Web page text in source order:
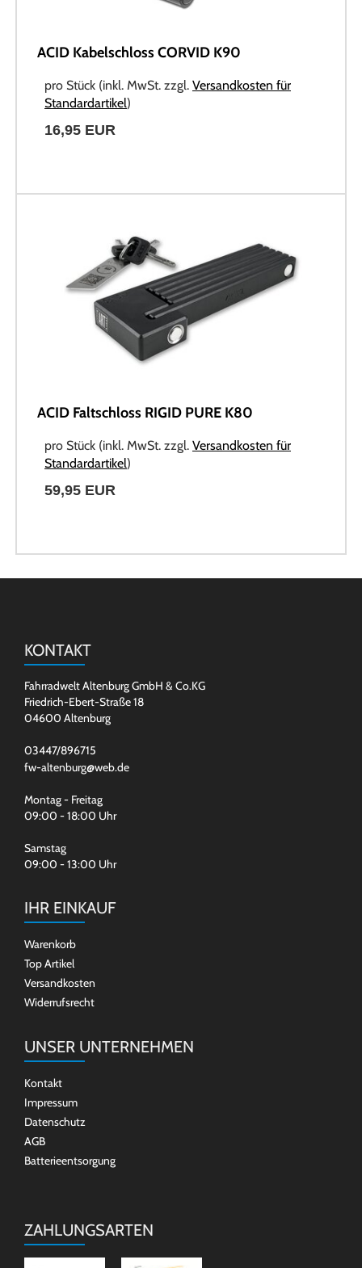
ACID Kabelschloss CORVID K90
pro Stück (inkl. MwSt. zzgl. Versandkosten für
Standardartikel)
16,95 EUR
ACID Faltschloss RIGID PURE K80
pro Stück (inkl. MwSt. zzgl. Versandkosten für
Standardartikel)
59,95 EUR
KONTAKT
Fahrradwelt Altenburg GmbH & Co.KG
Friedrich-Ebert-Straße 18
04600 Altenburg
03447/896715
fw-altenburg@web.de
Montag - Freitag
09:00 - 18:00 Uhr
Samstag
09:00 - 13:00 Uhr
IHR EINKAUF
Warenkorb
Top Artikel
Versandkosten
Widerrufsrecht
UNSER UNTERNEHMEN
Kontakt
Impressum
Datenschutz
AGB
Batterieentsorgung
ZAHLUNGSARTEN